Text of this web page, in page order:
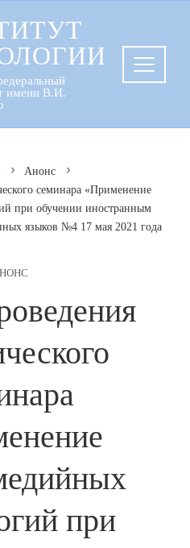
имени В.И.
Анонс
семинара «Применение
при обучении иностранным
языков №4 17 мая 2021 года
при